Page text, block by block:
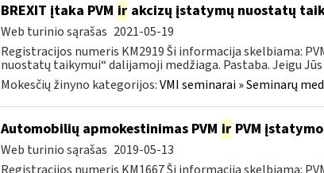
BREXIT įtaka PVM irakcizų įstatymų nuostatų
Web turinio sąrašas 2021-05-19
Registracijos numeris KM2919 Ši informacija skelbiama:
nuostatų taikymui“ dalijamoji medžiaga. Pastaba. Jeigu
Mokesčių žinyno kategorijos:VMI seminarai » Seminarų
Automobilių apmokestinimas PVM irPVM
Web turinio sąrašas 2019-05-13